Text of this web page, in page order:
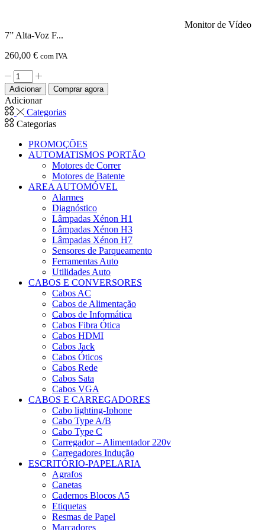
Monitor de Vídeo
7” Alta-Voz F...
260,00 € com IVA
Quantidade
de
Monitor
de
Vídeo
7”
Alta-
Voz
Futura
Branco
Adicionar Comprar agora
Adicionar
Categorias
Categorias
PROMOÇÕES
AUTOMATISMOS PORTÃO
Motores de Correr
Motores de Batente
AREA AUTOMÓVEL
Alarmes
Diagnóstico
Lâmpadas Xénon H1
Lâmpadas Xénon H3
Lâmpadas Xénon H7
Sensores de Parqueamento
Ferramentas Auto
Utilidades Auto
CABOS E CONVERSORES
Cabos AC
Cabos de Alimentação
Cabos de Informática
Cabos Fibra Ótica
Cabos HDMI
Cabos Jack
Cabos Óticos
Cabos Rede
Cabos Sata
Cabos VGA
CABOS E CARREGADORES
Cabo lighting-Iphone
Cabo Type A/B
Cabo Type C
Carregador – Alimentador 220v
Carregadores Indução
ESCRITÓRIO-PAPELARIA
Agrafos
Canetas
Cadernos Blocos A5
Etiquetas
Resmas de Papel
Marcadores